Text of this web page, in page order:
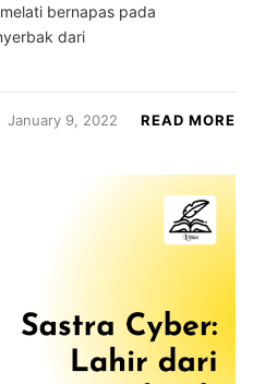
bernapas pada
dari
January 9, 2022 READ MORE